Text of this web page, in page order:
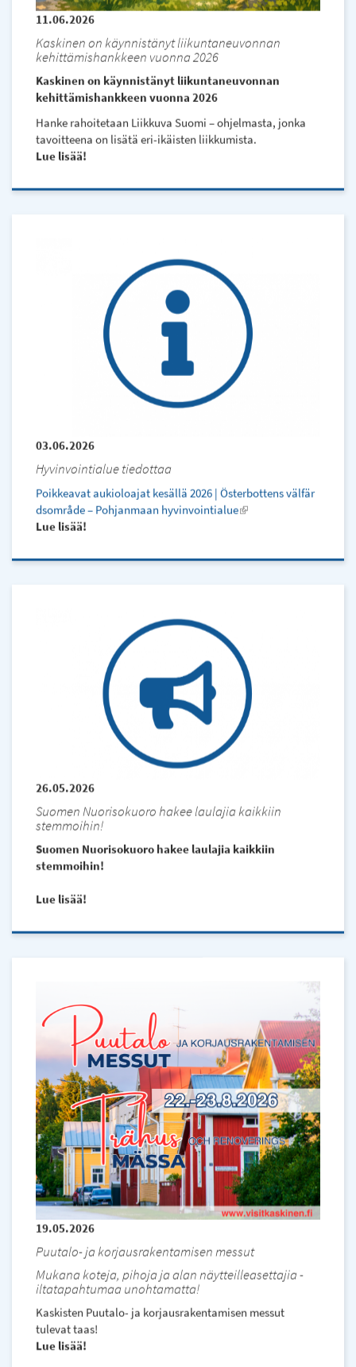
11.06.2026
Kaskinen on käynnistänyt liikuntaneuvonnan
kehittämishankkeen vuonna 2026
Kaskinen on käynnistänyt liikuntaneuvonnan
kehittämishankkeen vuonna 2026
Hanke rahoitetaan Liikkuva Suomi – ohjelmasta, jonka
tavoitteena on lisätä eri-ikäisten liikkumista.
Lue lisää
03.06.2026
Hyvinvointialue tiedottaa
Poikkeavat aukioloajat kesällä 2026 | Österbottens välfär
dsområde – Pohjanmaan hyvinvointialue(l
k
e
r
a
l)
Lue lisää
26.05.2026
Suomen Nuorisokuoro hakee laulajia kaikkiin
stemmoihin!
Suomen Nuorisokuoro hakee laulajia kaikkiin
stemmoihin!
Lue lisää
19.05.2026
Puutalo- ja korjausrakentamisen messut
Mukana koteja, pihoja ja alan näytteilleasettajia -
iltatapahtumaa unohtamatta!
Kaskisten Puutalo- ja korjausrakentamisen messut
tulevat taas!
Lue lisää